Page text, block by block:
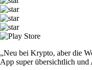
„Neu bei Krypto, aber die
App super übersichtlich und